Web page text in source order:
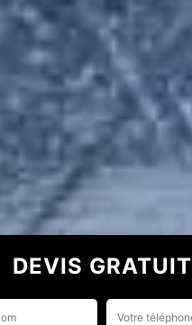
DEVIS GRATUIT